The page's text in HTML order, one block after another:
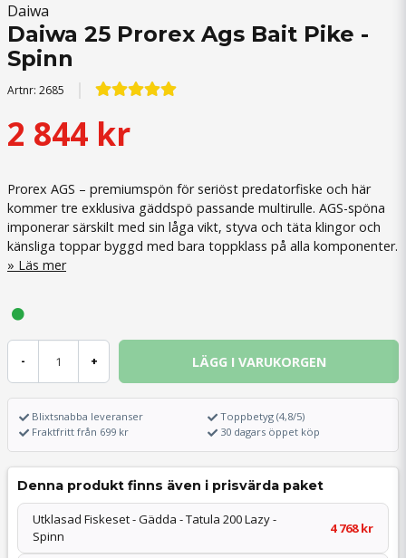
Daiwa
Daiwa 25 Prorex Ags Bait Pike -
Spinn
Artnr: 2685
2 844 kr
Prorex AGS – premiumspön för seriöst predatorfiske och här
kommer tre exklusiva gäddspö passande multirulle. AGS-spöna
imponerar särskilt med sin låga vikt, styva och täta klingor och
känsliga toppar byggd med bara toppklass på alla komponenter.
Läs mer
- + LÄGG I VARUKORGEN
Blixtsnabba leveranser
Fraktfritt från 699 kr
Toppbetyg (4,8/5)
30 dagars öppet köp
Denna produkt finns även i prisvärda paket
Utklasad Fiskeset - Gädda - Tatula 200 Lazy -
Spinn
4 768 kr